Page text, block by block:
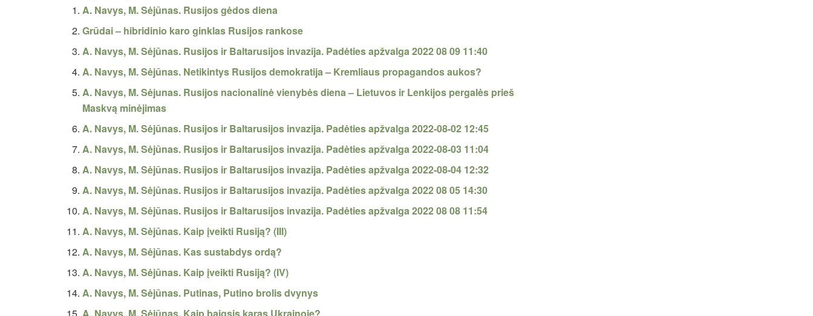
A. Navys, M. Sėjūnas. Rusijos gėdos diena
Grūdai – hibridinio karo ginklas Rusijos rankose
A. Navys, M. Sėjūnas. Rusijos ir Baltarusijos invazija. Padėties apžvalga 2022 08 09 11:40
A. Navys, M. Sėjūnas. Netikintys Rusijos demokratija – Kremliaus propagandos aukos?
A. Navys, M. Sėjunas. Rusijos nacionalinė vienybės diena – Lietuvos ir Lenkijos pergalės prieš
Maskvą minėjimas
A. Navys, M. Sėjūnas. Rusijos ir Baltarusijos invazija. Padėties apžvalga 2022-08-02 12:45
A. Navys, M. Sėjūnas. Rusijos ir Baltarusijos invazija. Padėties apžvalga 2022-08-03 11:04
A. Navys, M. Sėjūnas. Rusijos ir Baltarusijos invazija. Padėties apžvalga 2022-08-04 12:32
A. Navys, M. Sėjūnas. Rusijos ir Baltarusijos invazija. Padėties apžvalga 2022 08 05 14:30
A. Navys, M. Sėjūnas. Rusijos ir Baltarusijos invazija. Padėties apžvalga 2022 08 08 11:54
A. Navys, M. Sėjūnas. Kaip įveikti Rusiją? (III)
A. Navys, M. Sėjūnas. Kas sustabdys ordą?
A. Navys, M. Sėjūnas. Kaip įveikti Rusiją? (IV)
A. Navys, M. Sėjūnas. Putinas, Putino brolis dvynys
A. Navys, M. Sėjūnas. Kaip baigsis karas Ukrainoje?